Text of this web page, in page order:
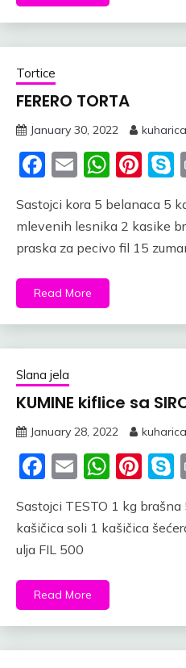
Tortice
FERERO TORTA
January 30, 2022 kuharica
Facebook
Email
Sastojci kora 5 belanaca 5
mlevenih lesnika 2 kasike
praska za pecivo fil 15
Read More
Slana jela
KUMINE kiflice sa
January 28, 2022 kuharica
Facebook
Email
Sastojci TESTO 1 kg
kašičica soli 1 kašičica
ulja FIL 500
Read More